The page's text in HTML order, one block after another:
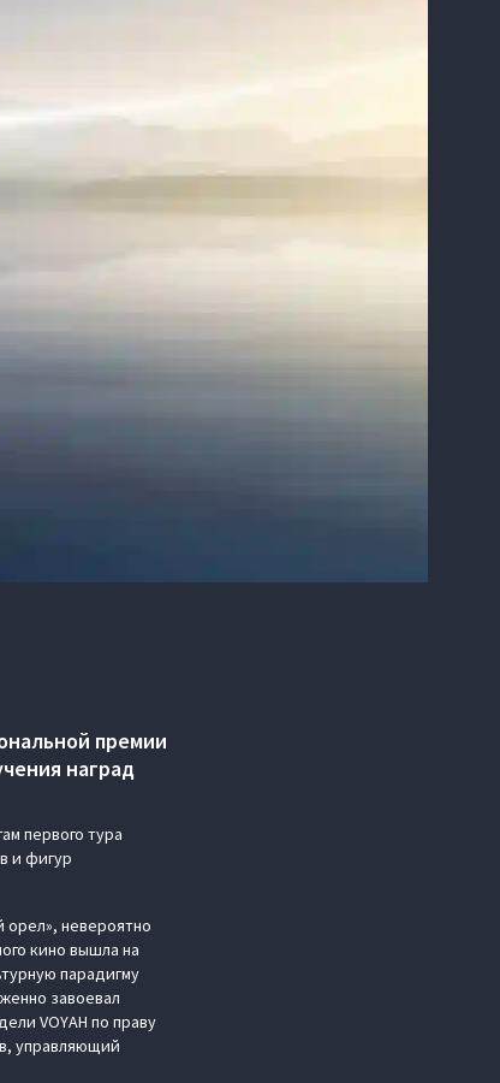
премии
наград
первого тура
и фигур
орел», невероятно
кино вышла на
парадигму
завоевал
VOYAH по праву
управляющий